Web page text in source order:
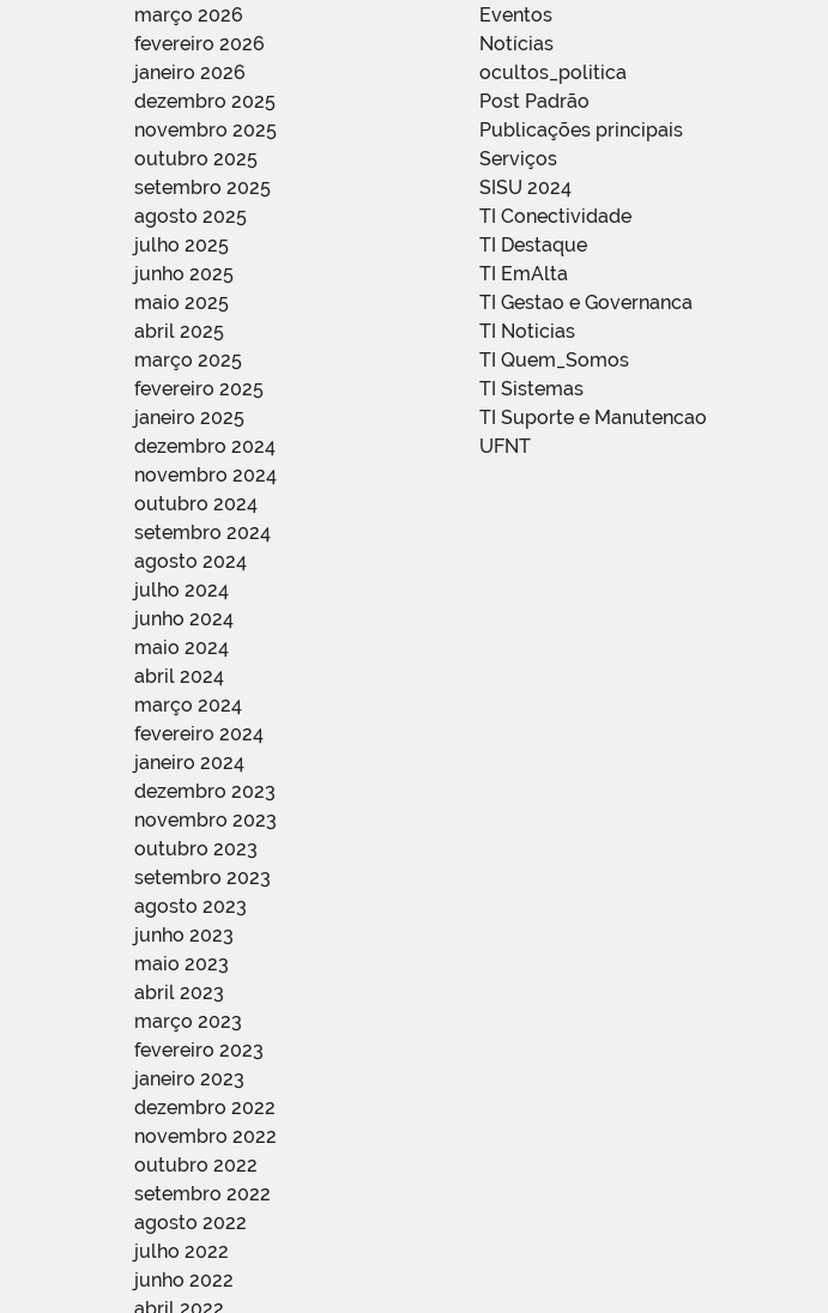
março 2026
fevereiro 2026
janeiro 2026
dezembro 2025
novembro 2025
outubro 2025
setembro 2025
agosto 2025
julho 2025
junho 2025
maio 2025
abril 2025
março 2025
fevereiro 2025
janeiro 2025
dezembro 2024
novembro 2024
outubro 2024
setembro 2024
agosto 2024
julho 2024
junho 2024
maio 2024
abril 2024
março 2024
fevereiro 2024
janeiro 2024
dezembro 2023
novembro 2023
outubro 2023
setembro 2023
agosto 2023
junho 2023
maio 2023
abril 2023
março 2023
fevereiro 2023
janeiro 2023
dezembro 2022
novembro 2022
outubro 2022
setembro 2022
agosto 2022
julho 2022
junho 2022
Eventos
Notícias
ocultos_politica
Post Padrão
Publicações principais
Serviços
SISU 2024
TI Conectividade
TI Destaque
TI EmAlta
TI Gestao e Governanca
TI Noticias
TI Quem_Somos
TI Sistemas
TI Suporte e Manutencao
UFNT